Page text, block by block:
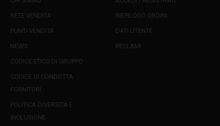
RETE VENDITA
PUNTI VENDITA
NEWS
CODICE ETICO DI GRUPPO
CODICE DI CONDOTTA
FORNITORI
POLITICA DIVERSITÀ E
INCLUSIONE
RIEPILOGO ORDINI
DATI UTENTE
RECLAMI